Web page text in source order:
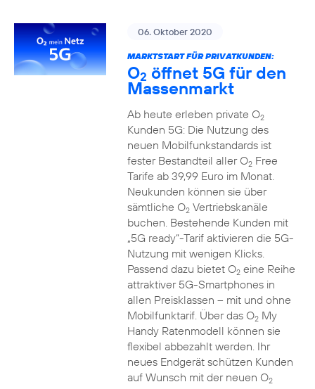
06. Oktober 2020
MARKTSTART FÜR PRIVATKUNDEN:
O2 öffnet 5G für den
Massenmarkt
Ab heute erleben private O2
Kunden 5G: Die Nutzung des
neuen Mobilfunkstandards ist
fester Bestandteil aller O2Free
Tarife ab 39,99 Euro im Monat.
Neukunden können sie über
sämtliche O2Vertriebskanäle
buchen. Bestehende Kunden mit
„5G ready“-Tarif aktivieren die 5G-
Nutzung mit wenigen Klicks.
Passend dazu bietet O2eine Reihe
attraktiver 5G-Smartphones in
allen Preisklassen – mit und ohne
Mobilfunktarif. Über das O2My
Handy Ratenmodell können sie
flexibel abbezahlt werden. Ihr
neues Endgerät schützen Kunden
auf Wunsch mit der neuen O2